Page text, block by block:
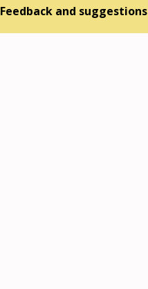
Feedback and suggestions